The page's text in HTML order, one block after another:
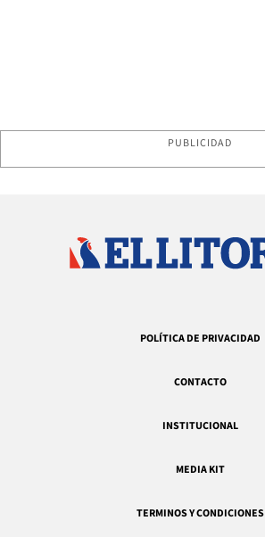
PUBLICIDAD
POLÍTICA DE PRIVACIDAD
CONTACTO
INSTITUCIONAL
MEDIA KIT
TERMINOS Y CONDICIONES